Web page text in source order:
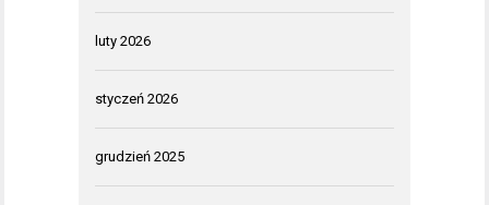
luty 2026
styczeń 2026
grudzień 2025